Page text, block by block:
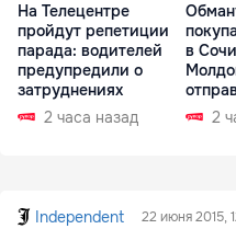
На Телецентре
пройдут репетиции
парада: водителей
предупредили о
затруднениях
2 часа назад
в
РФ 2
Independent 22 июня 2015,